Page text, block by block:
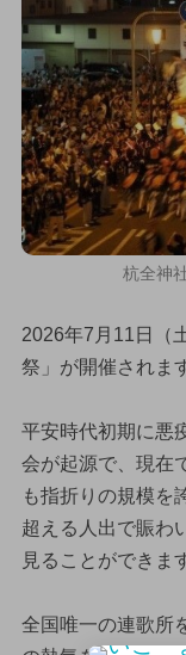
杭全神
2026年7月11日（
祭」が開催されま
平安時代初期に悪
会が起源で、現在
も指折りの規模を
超える人出で賑わ
見ることができま
全国唯一の連歌所